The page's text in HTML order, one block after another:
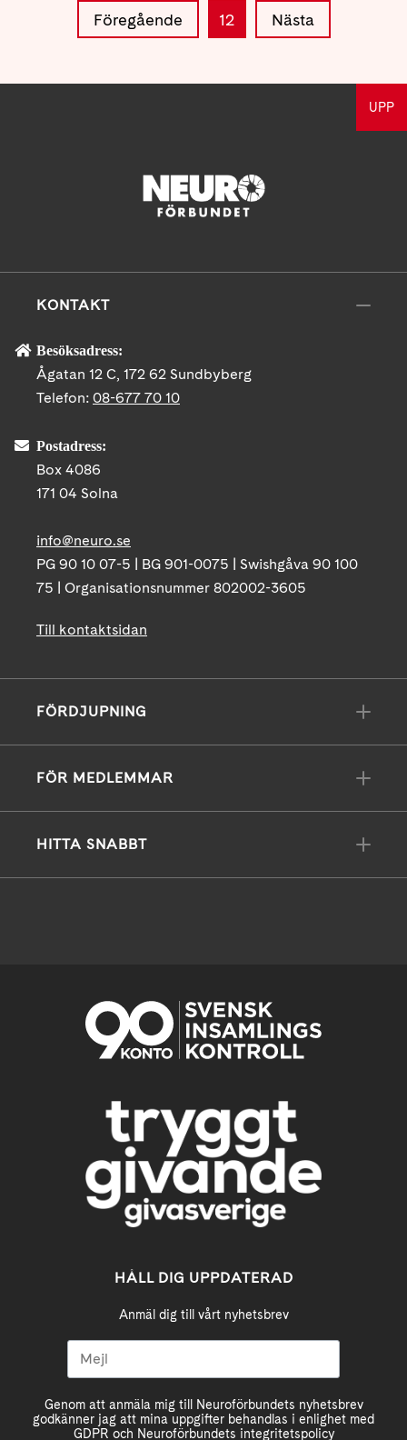
Föregående 12 Nästa
UPP
KONTAKT
Besöksadress:
Ågatan 12 C, 172 62 Sundbyberg
Telefon: 08-677 70 10
Postadress:
Box 4086
171 04 Solna
info@neuro.se
PG 90 10 07-5 | BG 901-0075 | Swishgåva 90 100
75 | Organisationsnummer 802002-3605
Till kontaktsidan
FÖRDJUPNING
FÖR MEDLEMMAR
HITTA SNABBT
HÅLL DIG UPPDATERAD
Anmäl dig till vårt nyhetsbrev
Genom att anmäla mig till Neuroförbundets nyhetsbrev
godkänner jag att mina uppgifter behandlas i enlighet med
GDPR och Neuroförbundets integritetspolicy